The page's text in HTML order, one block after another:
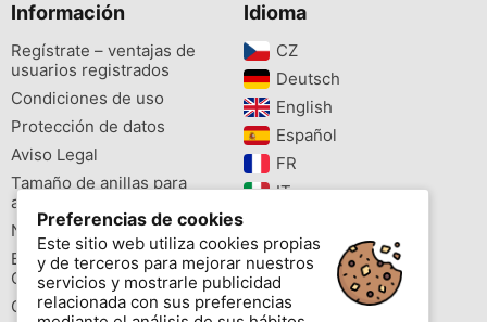
Información
Regístrate – ventajas de
usuarios registrados
Condiciones de uso
Protección de datos
Aviso Legal
Tamaño de anillas para
aves
Newsletter
Buscador de especies
Cites
Colores de las anillas
Idioma
CZ‎
Deutsch‎
English‎
Español‎
FR‎
IT‎
PL‎
PT‎
Preferencias de cookies
Este sitio web utiliza cookies propias
y de terceros para mejorar nuestros
servicios y mostrarle publicidad
relacionada con sus preferencias